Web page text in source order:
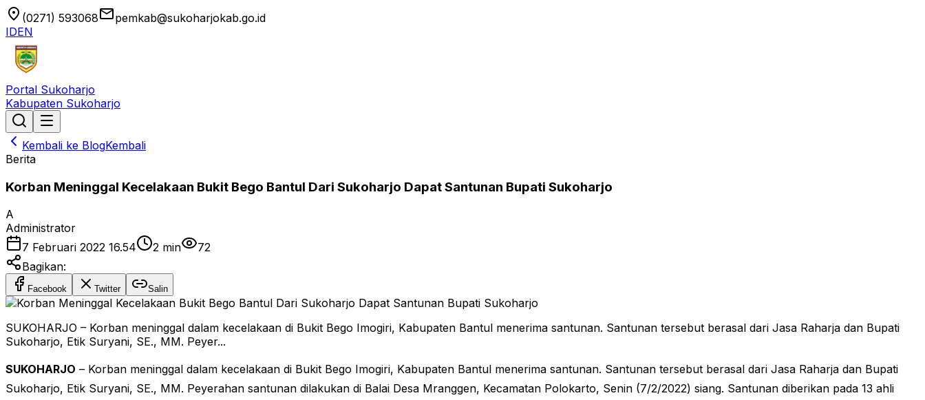
location_on (0271) 593068emailpemkab@sukoharjokab.go.id
IDEN
Portal Sukoharjo
Kabupaten Sukoharjo
Kembali ke BlogKembali
Berita
Korban Meninggal Kecelakaan Bukit Bego Bantul Dari Sukoharjo Dapat Santunan Bupati Sukoharjo
A
Administrator
7 Februari 2022 16.54
2 min
72
Bagikan:
Facebook Twitter Salin
SUKOHARJO – Korban meninggal dalam kecelakaan di Bukit Bego Imogiri, Kabupaten Bantul menerima santunan. Santunan tersebut berasal dari Jasa Raharja dan Bupati
Sukoharjo, Etik Suryani, SE., MM. Peyer...
SUKOHARJO – Korban meninggal dalam kecelakaan di Bukit Bego Imogiri, Kabupaten Bantul menerima santunan. Santunan tersebut berasal dari Jasa Raharja dan Bupati
Sukoharjo, Etik Suryani, SE., MM. Peyerahan santunan dilakukan di Balai Desa Mranggen, Kecamatan Polokarto, Senin (7/2/2022) siang. Santunan diberikan pada 13 ahli